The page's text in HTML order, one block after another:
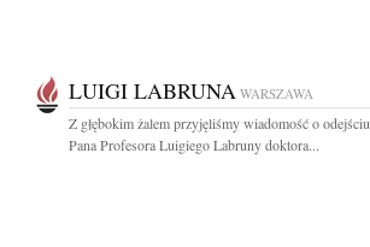
LUIGI LABRUNA WARSZAWA
Z głębokim żalem przyjęliśmy wiadomość o odejściu
Pana Profesora Luigiego Labruny doktora...